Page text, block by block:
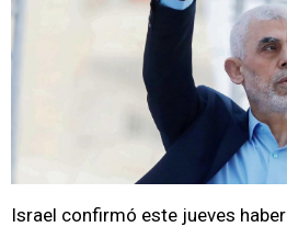
Israel confirmó este jueves